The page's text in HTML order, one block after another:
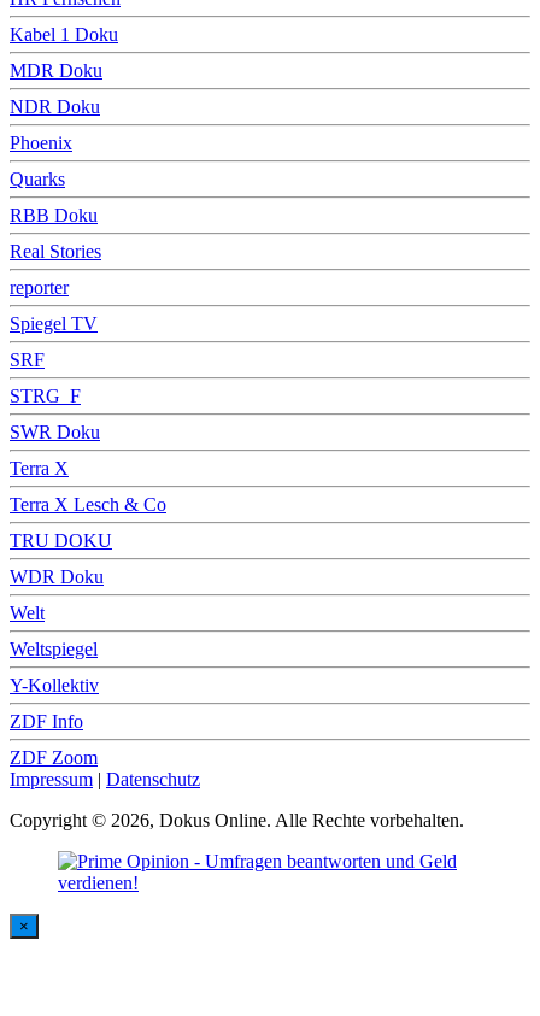
Kabel 1 Doku
MDR Doku
NDR Doku
Phoenix
Quarks
RBB Doku
Real Stories
reporter
Spiegel TV
SRF
STRG_F
SWR Doku
Terra X
Terra X Lesch & Co
TRU DOKU
WDR Doku
Welt
Weltspiegel
Y-Kollektiv
ZDF Info
ZDF Zoom
Impressum | Datenschutz
Copyright © 2026, Dokus Online. Alle Rechte vorbehalten.
×